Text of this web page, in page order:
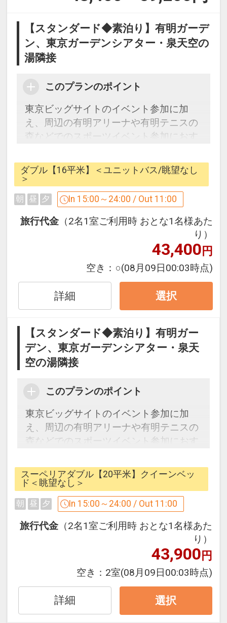
【スタンダード◆素泊り】有明ガーデ
ン、東京ガーデンシアター・泉天空の
湯隣接
このプランのポイント
東京ビッグサイトのイベント参加に加
え、周辺の有明アリーナや有明テニスの
森などでのスポーツイベント参加におす
素泊り
【有明ガーデン：大規模複合施設だから
街を楽しむ】
・コース料理やブッフェをはじめバラエ
ティ豊富な全32店舗のレストラン・カフ
・有明ガーデン：アパレルから日常使い
出来る約200店舗が揃うショッピングシ
【天然温泉：泉天空の湯 「有明ガーデ
ン」のご案内】 ※別料金
露天風呂では、地下1500mから湧き出る
豊かな天然温泉をお楽しみいただけま
す。
その他、岩盤浴・あかすり・マッサージ
やレストランもございます。
時間：24時間営業(入館受付05：00～
25:00)
※深夜25:30～翌5:00は清掃時間のた
め、浴場はご利用いただけません。
※新型コロナウイルス感染拡大の状況を
鑑み、営業時間が変更となる場合がござ
詳細は施設のHPご確認ください。
※2022年7月1日より、0歳～3歳のお子
様およびオムツを着用の方のご入館をお
断りさせて頂きます。
ダブル【16平米】＜ユニットバス/眺望なし
＞
朝 昼 夕 In 15:00～24:00 / Out 11:00
旅行代金 （2名1室ご利用時 おとな1名様あた
り）
43,400円
空き： ○(08月09日00:03時点)
詳細 選択
【スタンダード◆素泊り】有明ガー
デン、東京ガーデンシアター・泉天
空の湯隣接
このプランのポイント
東京ビッグサイトのイベント参加に加
え、周辺の有明アリーナや有明テニスの
森などでのスポーツイベント参加におす
素泊り
【有明ガーデン：大規模複合施設だから
街を楽しむ】
・コース料理やブッフェをはじめバラエ
ティ豊富な全32店舗のレストラン・カフ
・有明ガーデン：アパレルから日常使い
出来る約200店舗が揃うショッピングシ
ティ。
スーペリアダブル【20平米】クイーンベッ
ド＜眺望なし＞
朝 昼 夕 In 15:00～24:00 / Out 11:00
旅行代金 （2名1室ご利用時 おとな1名様あた
り）
43,900円
空き： 2室(08月09日00:03時点)
詳細 選択